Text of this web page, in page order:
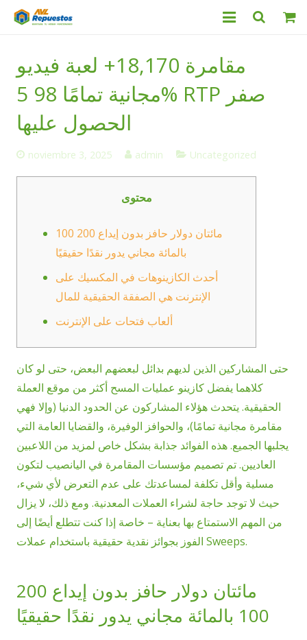
Productos
Servicio Técnico
Contacto
مقامرة 18,170+ لعبة فيديو
مجانية تمامًا 98 5% RTP صفر
الحصول عليها
noviembre 3, 2025 admin Uncategorized
محتوى
مائتان دولار حافز بدون إيداع 200 100
بالمائة مجاني يدور نقدًا حقيقيًا
أحدث الكازينوهات في المكسيك على
الإنترنت هي الصفقة الحقيقية للمال
ألعاب فتحات على الإنترنت
حتى المشاركين الذين لديهم بدائل لبعضهم البعض، حتى لو كان
كلاهما يفضل كازينو عمليات المسح أكثر من موقع العملة
الحقيقية. يتحدث هؤلاء المشاركون عن الحدود الدنيا (وإلا فهي
مقامرة مجانية تمامًا)، والحوافز الوفيرة، والقضايا العامة التي
يجلبها الجميع. هذه الفوائد جذابة بشكل خاص لمزيد من اللاعبين
العاديين. تم تصميم مؤسسات المقامرة في اليانصيب لتكون
مسلية وأقل تكلفة لمساعدتك على عدم التعرض لأي شيء،
حيث لا توجد حاجة لشراء العملات المعدنية. ومع ذلك، لا يزال
من المهم الاستمتاع بها بعناية – خاصة إذا كنت تتطلع أيضًا إلى
الفوز بجوائز نقدية حقيقية باستخدام عملات Sweeps.
مائتان دولار حافز بدون إيداع 200
100 بالمائة مجاني يدور نقدًا حقيقيًا